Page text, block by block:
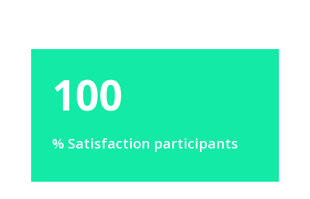
100
% Satisfaction participants